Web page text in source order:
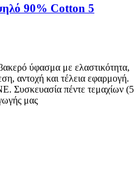
90% Cotton 5
ύφασμα με ελαστικότητα,
αντοχή και τέλεια εφαρμογή.
Συσκευασία πέντε τεμαχίων (5
μας